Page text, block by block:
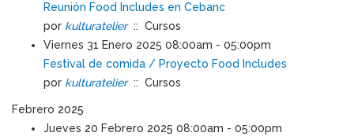
Reunión Food Includes en Cebanc
por kulturatelier:: Cursos
Viernes 31 Enero 2025 08:00am - 05:00pm
Festival de comida / Proyecto Food Includes
por kulturatelier:: Cursos
Febrero 2025
Jueves 20 Febrero 2025 08:00am - 05:00pm